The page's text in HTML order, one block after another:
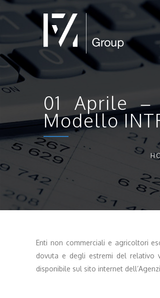
01 Aprile –
Modello
Enti non commerciali e agricoltori
dovuta e degli estremi del relativo
disponibile sul sito internet